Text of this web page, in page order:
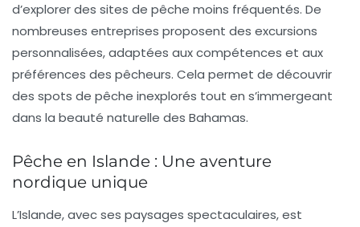
d’explorer des sites de pêche moins fréquentés. De
nombreuses entreprises proposent des excursions
personnalisées, adaptées aux compétences et aux
préférences des pêcheurs. Cela permet de découvrir
des spots de pêche inexplorés tout en s’immergeant
dans la beauté naturelle des Bahamas.
Pêche en Islande : Une aventure
nordique unique
L’Islande, avec ses paysages spectaculaires, est